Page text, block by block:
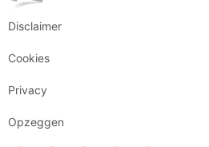
Disclaimer
Cookies
Privacy
Opzeggen